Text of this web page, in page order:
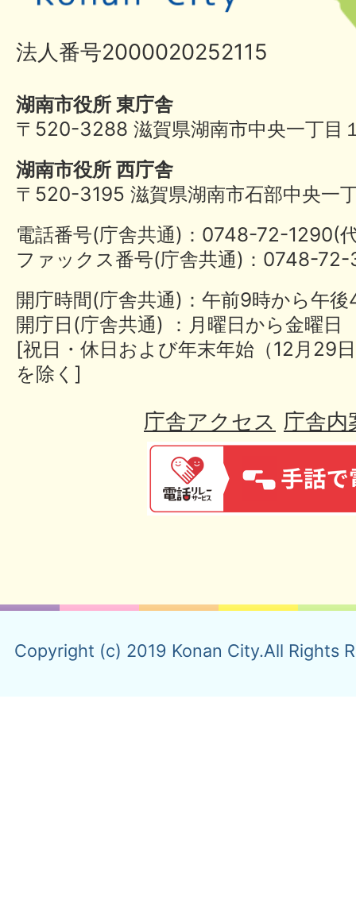
法人番号2000020252115
湖南市役所 東庁舎
〒520-3288 滋賀県湖南市中央一丁目
湖南市役所 西庁舎
〒520-3195 滋賀県湖南市石部中央一
電話番号(庁舎共通)：0748-72-
ファックス番号(庁舎共通)：0748-
開庁時間(庁舎共通)：午前9時から午
開庁日(庁舎共通) ：月曜日から金曜日
[祝日・休日および年末年始（12月29
を除く]
庁舎アクセス 庁舎内
Copyright (c) 2019 Konan City.All Rights